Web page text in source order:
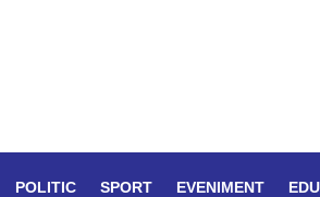
POLITIC SPORT EVENIMENT